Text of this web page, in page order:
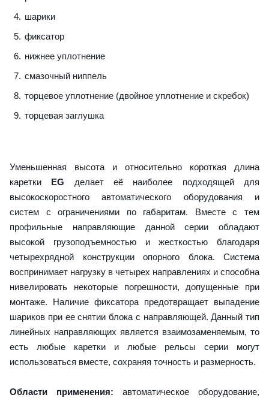
шарики
фиксатор
нижнее уплотнение
смазочный ниппель
торцевое уплотнение (двойное уплотнение и скребок)
торцевая заглушка
Уменьшенная высота и относительно короткая длина
каретки EG делает её наиболее подходящей для
высокоскоростного автоматического оборудования и
систем с ограничениями по габаритам. Вместе с тем
профильные направляющие данной серии обладают
высокой грузоподъемностью и жесткостью благодаря
четырехрядной конструкции опорного блока. Система
воспринимает нагрузку в четырех направлениях и способна
нивелировать некоторые погрешности, допущенные при
монтаже. Наличие фиксатора предотвращает выпадение
шариков при ее снятии блока с направляющей. Данный тип
линейных направляющих является взаимозаменяемым, то
есть любые каретки и любые рельсы серии могут
использоваться вместе, сохраняя точность и размерность.
Области применения: автоматическое оборудование,